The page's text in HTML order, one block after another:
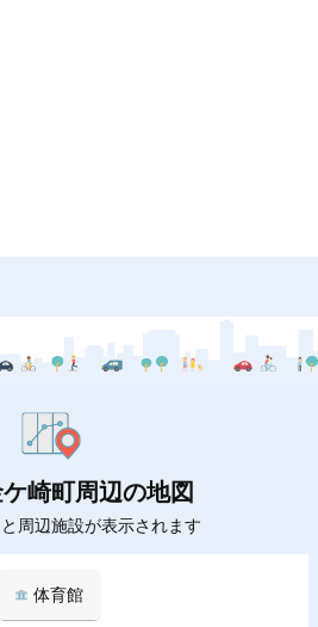
崎町周辺の地図
周辺施設が表示されます
体育館